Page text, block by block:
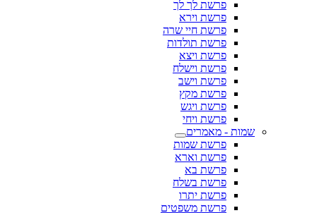
פרשת לך לך
פרשת וירא
פרשת חיי שרה
פרשת תולדות
פרשת ויצא
פרשת וישלח
פרשת וישב
פרשת מקץ
פרשת ויגש
פרשת ויחי
שמות - מאמרים
פרשת שמות
פרשת וארא
פרשת בא
פרשת בשלח
פרשת יתרו
פרשת משפטים